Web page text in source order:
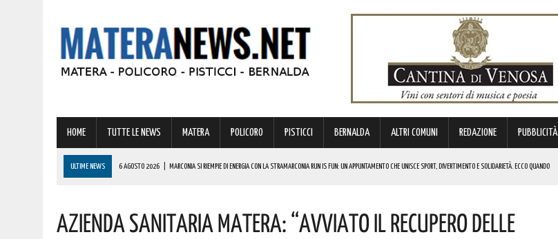
HOME TUTTE LE NEWS MATERA POLICORO PISTICCI BERNALDA ALTRI COMUNI REDAZIONE PUBBLICITÀ
ULTIME NEWS 6 AGOSTO 2026 MARCONIA SI RIEMPIE DI ENERGIA CON LA STRAMARCONIA RUN IS FUN: UN APPUNTAMENTO CHE UNISCE SPORT, DIVERTIMENTO E SOLIDARIETÀ. ECCO QUANDO
TORNA IL ‘METAPONTO BEACH FESTIVAL’ E COME SEMPRE LA MUSICA REGGAE FARÀ DA PROTAGONISTA. I DETTAGLI
6 AGOSTO 2026 | VALSINNI CELEBRA LA POETESSA ISABELLA MORRA CON DUE SPETTACOLI TEATRALI! ECCO LE DATE
Azienda Sanitaria Matera: “avviato Il Recupero Delle